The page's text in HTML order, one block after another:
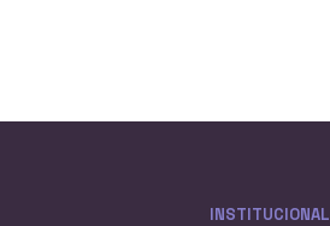
INSTITUCIONAL